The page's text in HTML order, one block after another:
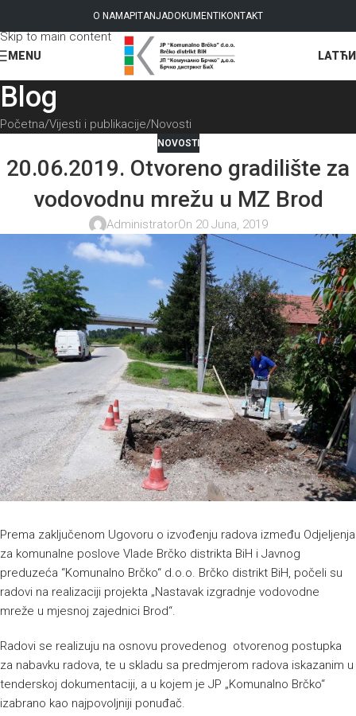
Skip to navigation
Skip to main content
O NAMAPITANJADOKUMENTI KONTAKT
MENU LAT
Blog
Početna Vijesti i publikacije Novosti
NOVOSTI
20.06.2019. Otvoreno gradilište za
vodovodnu mrežu u MZ Brod
AdministratorOn 20 Juna, 2019
Prema zaključenom Ugovoru o izvođenju radova između Odjeljenja
za komunalne poslove Vlade Brčko distrikta BiH i Javnog
preduzeća “Komunalno Brčko“ d.o.o. Brčko distrikt BiH, počeli su
radovi na realizaciji projekta „Nastavak izgradnje vodovodne
mreže u mjesnoj zajednici Brod“.
Radovi se realizuju na osnovu provedenog otvorenog postupka
za nabavku radova, te u skladu sa predmjerom radova iskazanim u
tenderskoj dokumentaciji, a u kojem je JP „Komunalno Brčko“
izabrano kao najpovoljniji ponuđač.